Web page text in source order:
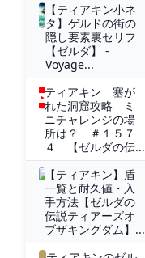
【ティアキン小ネ
タ】ゲルドの街の
隠し要素裏セリフ
【ゼルダ】 -
Voyage...
ティアキン 塞が
れた洞窟攻略 ミ
ニチャレンジの場
所は？ ＃１５７
４ 【ゼルダの伝...
【ティアキン】盾
一覧と耐久値・入
手方法【ゼルダの
伝説ティアーズオ
ブザキングダム】...